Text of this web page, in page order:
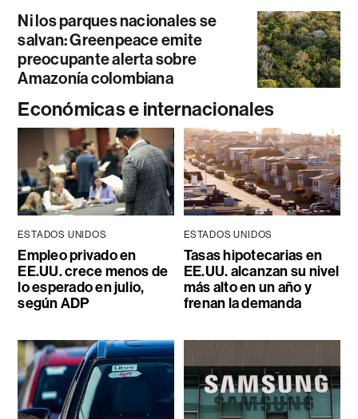
Ni los parques nacionales se
salvan: Greenpeace emite
preocupante alerta sobre
Amazonía colombiana
Económicas e internacionales
ESTADOS UNIDOS
Empleo privado en
EE.UU. crece menos de
lo esperado en julio,
según ADP
ESTADOS UNIDOS
Tasas hipotecarias en
EE.UU. alcanzan su nivel
más alto en un año y
frenan la demanda